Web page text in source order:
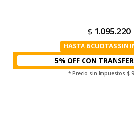
$ 1.095.220
HASTA 6 CUOTAS SIN
5% OFF CON
* Precio sin Impuestos $